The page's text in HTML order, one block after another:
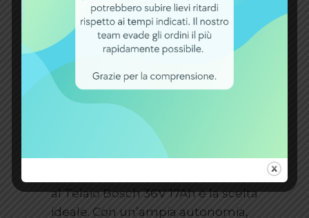
Perché acquistare la
Batteria PowerPack
612Wh al Telaio Bosch
36V 17Ah
Se stai cercando una batteria
potente, affidabile e
perfettamente integrata al telaio
della tua e-bike Bosch Classic
al Telaio Bosch 36V 17Ah è la scelta
ideale. Con un’ampia autonomia,